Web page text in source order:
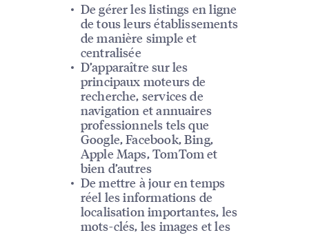
De gérer les listings en ligne
de tous leurs établissements
de manière simple et
centralisée
D’apparaître sur les
principaux moteurs de
recherche, services de
navigation et annuaires
professionnels tels que
Google, Facebook, Bing,
Apple Maps, TomTom et
bien d’autres
De mettre à jour en temps
réel les informations de
localisation importantes, les
mots-clés, les images et les